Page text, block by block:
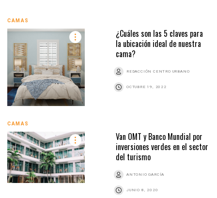
CAMAS
¿Cuáles son las 5 claves para
la ubicación ideal de nuestra
cama?
REDACCIÓN CENTRO URBANO
OCTUBRE 19, 2022
CAMAS
Van OMT y Banco Mundial por
inversiones verdes en el sector
del turismo
ANTONIO GARCÍA
JUNIO 8, 2020